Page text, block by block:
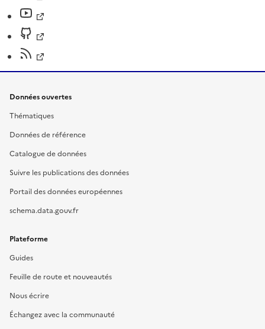
Données ouvertes
Thématiques
Données de référence
Catalogue de données
Suivre les publications des données
Portail des données européennes
schema.data.gouv.fr
Plateforme
Guides
Feuille de route et nouveautés
Nous écrire
Échangez avec la communauté